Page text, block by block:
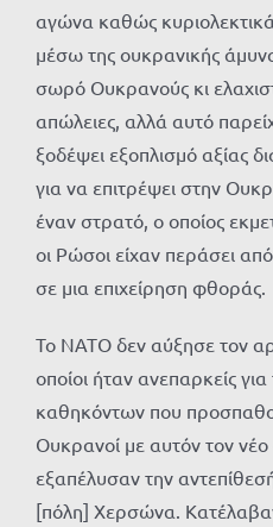
αγώνα καθώς
μέσω της ουκρανικής
σωρό Ουκρανούς κι
απώλειες, αλλά αυτό
ξοδέψει εξοπλισμό αξίας
για να επιτρέψει στην
έναν στρατό, ο οποίος
οι Ρώσοι είχαν περάσει
σε μια επιχείρηση φθοράς.
Το ΝΑΤΟ δεν αύξησε τον
οποίοι ήταν ανεπαρκείς
καθηκόντων που
Ουκρανοί με αυτόν τον
εξαπέλυσαν την
[πόλη] Χερσώνα.